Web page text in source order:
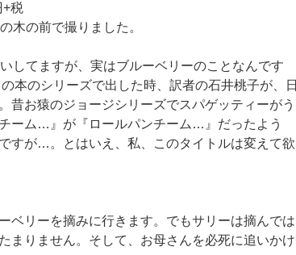
税
木の前で撮りました。
してますが、実はブルーベリーのことなんです
本のシリーズで出した時、訳者の石井桃子が、日
昔お猿のジョージシリーズでスパゲッティーがう
ーム…』が『ロールパンチーム…』だったよう
すが…。とはいえ、私、このタイトルは変えて欲
ベリーを摘みに行きます。でもサリーは摘んでは
まりません。そして、お母さんを必死に追いかけ